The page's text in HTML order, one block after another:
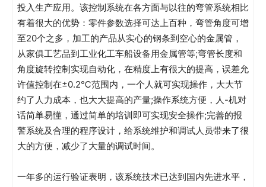
投入生产应用。该控制系统在各方面与以往的弯管系统相比
有着很大的优势：零件参数选择可达上百种，弯管角度可增
至20个之多，加工的产品从实心的钢条到空心的金属管，
从家俱工艺品到工业化工车船设备用金属管等;弯管长度和
角度旋转控制实现自动化，在精度上有很大的提高，误差允
许值控制在±0.2℃范围内，一个人就可实现操作，大大节
约了人力成本，也大大提高的产量;操作系统方便，人-机对
话简单易懂，通过简单的培训即可实现安全操作;完善的报
警系统及合理的程序设计，给系统维护和调试人员带来了很
大的方便，减少了大量的调试时间。
一年多的运行验证表明，该系统技术已达到国内先进水平，